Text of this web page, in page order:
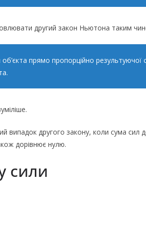
другий закон Ньютона таким
прямо пропорційно результуючої
випадок другого закону, коли сума сил
дорівнює нулю.
сили